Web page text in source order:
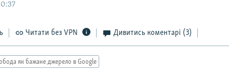
Читати без VPN Дивитись коментарі (3)
як бажане джерело в Google